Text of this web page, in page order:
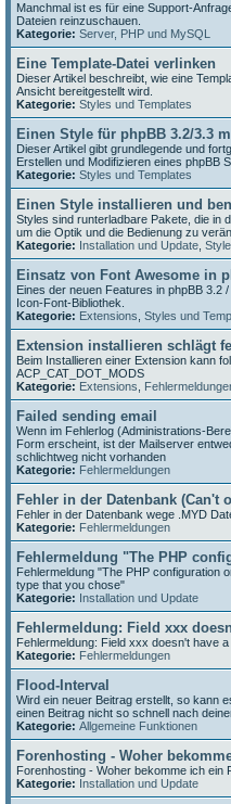
Manchmal ist es für eine Support-
Dateien reinzuschauen.
Kategorie: Server, PHP und MySQL
Eine Template-Datei verlinken
Dieser Artikel beschreibt, wie eine
Ansicht bereitgestellt wird.
Kategorie: Styles und Templates
Einen Style für phpBB 3.2/3.3
Dieser Artikel gibt grundlegende und
Erstellen und Modifizieren eines phpBB
Kategorie: Styles und Templates
Einen Style installieren und
Styles sind runterladbare Pakete, die in
um die Optik und die Bedienung zu
Kategorie: Installation und Update
Einsatz von Font Awesome in
Eines der neuen Features in phpBB 3.2
Icon-Font-Bibliothek.
Kategorie: Extensions Styles und
Extension installieren schlägt
Beim Installieren einer Extension kann
ACP_CAT_DOT_MODS
Kategorie: Extensions
Failed sending email
Wenn im Fehlerlog (Administrations-
Form erscheint, ist der Mailserver
schlichtweg nicht vorhanden
Kategorie: Fehlermeldungen
Fehler in der Datenbank (Can't
Fehler in der Datenbank wege .MYD
Kategorie: Fehlermeldungen
Fehlermeldung "The PHP
Fehlermeldung "The PHP configuration
type that you chose"
Kategorie: Installation und Update
Fehlermeldung: Field xxx
Fehlermeldung: Field xxx doesn't have
Kategorie: Fehlermeldungen
Flood-Interval
Wird ein neuer Beitrag erstellt, so kann
einen Beitrag nicht so schnell nach
Kategorie: Allgemeine Funktionen
Forenhosting - Woher
Forenhosting - Woher bekomme ich ein
Kategorie: Installation und Update